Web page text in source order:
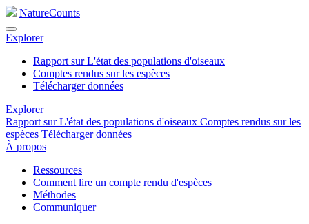
NatureCounts
Explorer
Rapport sur L'état des populations d'oiseaux
Comptes rendus sur les espèces
Télécharger données
Explorer
Rapport sur L'état des populations d'oiseaux Comptes rendus sur les
espèces Télécharger données
À propos
Ressources
Comment lire un compte rendu d'espèces
Méthodes
Communiquer